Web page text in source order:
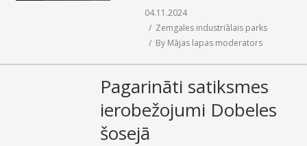
04.11.2024
Zemgales industriālais parks
By Mājas lapas moderators
Pagarināti satiksmes
ierobežojumi Dobeles
šosejā